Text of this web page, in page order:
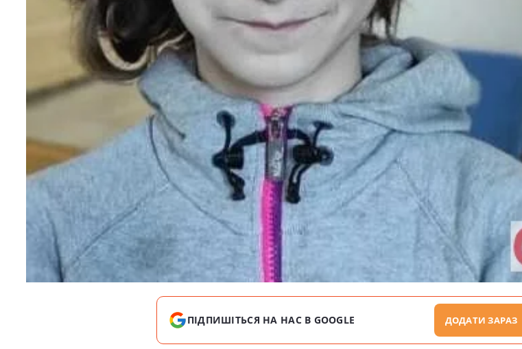
ПІДПИШІТЬСЯ НА НАС В GOOGLE ДОДАТИ ЗАРАЗ